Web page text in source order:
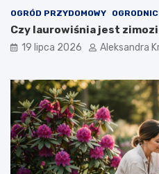
OGRÓD PRZYDOMOWY
Czy laurowiśnia jest
19 lipca 2026 Aleksandra